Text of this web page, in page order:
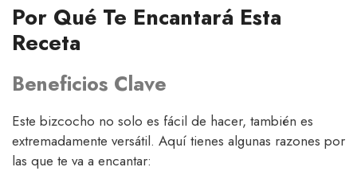
Por Qué Te Encantará Esta
Receta
Beneficios Clave
Este bizcocho no solo es fácil de hacer, también es
extremadamente versátil. Aquí tienes algunas razones por
las que te va a encantar: